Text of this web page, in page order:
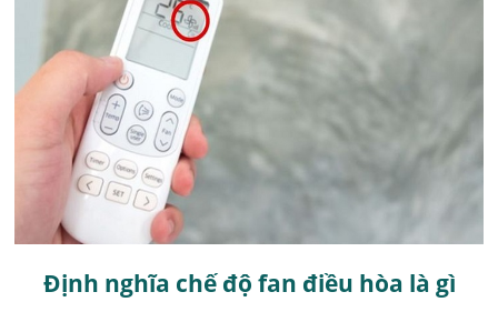
Định nghĩa chế độ fan điều hòa là gì